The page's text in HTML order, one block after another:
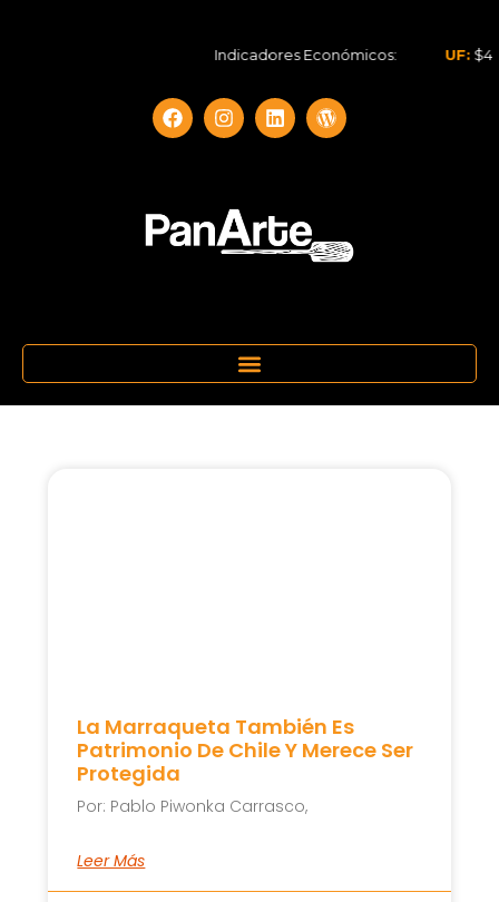
Indicadores Económicos:
La Marraqueta También Es
Patrimonio De Chile Y Merece Ser
Protegida
Por: Pablo Piwonka Carrasco,
Leer Más